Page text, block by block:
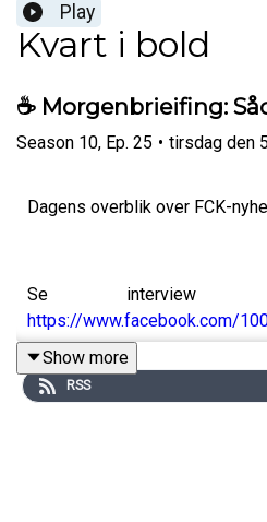
Play
Kvart i bold
☕️ Morgenbrieifing:
Season 10, Ep. 25 • tirsdag den
Dagens overblik over FCK-
Se interview
https://www.facebook.com/
Se interview
Show more
RSS